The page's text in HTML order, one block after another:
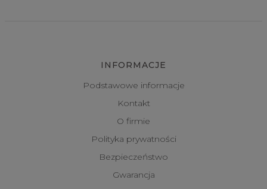
INFORMACJE
Podstawowe informacje
Kontakt
O firmie
Polityka prywatności
Bezpieczeństwo
Gwarancja